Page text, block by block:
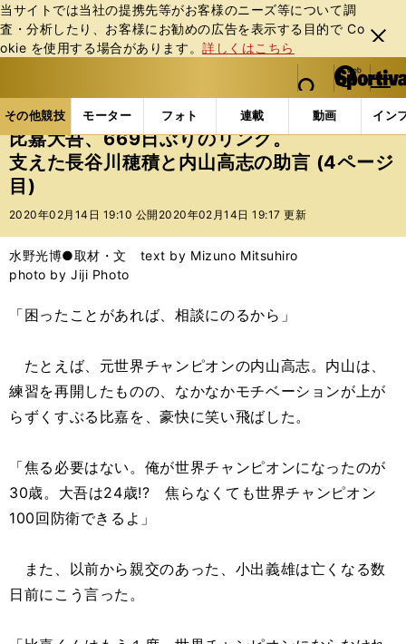
当サイトでは当社の提携先等がお客様のニーズ等について調
査・分析したり、お客様にお勧めの広告を表⽰する⽬的で Co
okie を使⽤する場合があります。詳しくはこちら
閉じ
る
web Sportiva (webスポルティーバ)
検索
マイペ
ー
ジ
メニュ
その他競技 モーター フォト 連載 動画 イン
ス
ポ
ル
テ
ー
バ
その他競技の記事一覧 格闘技 ボクシング 比嘉
比嘉大吾、669日ぶりのリング。
支えた長谷川穂積と内山高志の助言 (4ページ
目)
2020年02月14日 19:10 公開 2020年02月14日 19:17 更新
水野光博●取材・文 text by Mizuno Mitsuhiro
photo by Jiji Photo
「困ったことがあれば、相談にのるから」
たとえば、元世界チャンピオンの内山高志。内山は、
練習を再開したものの、なかなかモチベーションが上が
らずくすぶる比嘉を、豪快に笑い飛ばした。
「焦る必要はない。俺が世界チャンピオンになったのが
30歳。大吾は24歳!? 焦らなくても世界チャンピオン
100回防衛できるよ」
また、以前から親交のあった、小出義雄は亡くなる数
日前にこう言った。